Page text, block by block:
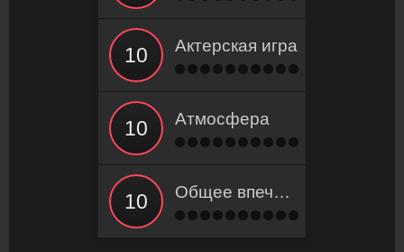
Актерская игра
Атмосфера
Общее впечатление